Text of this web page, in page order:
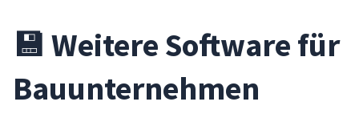
💾 Weitere Software für
Bauunternehmen